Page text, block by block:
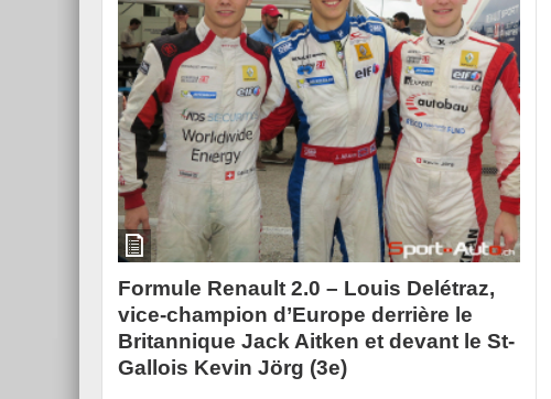
Formule Renault 2.0 – Louis Delétraz,
vice-champion d’Europe derrière le
Britannique Jack Aitken et devant le St-
Gallois Kevin Jörg (3e)